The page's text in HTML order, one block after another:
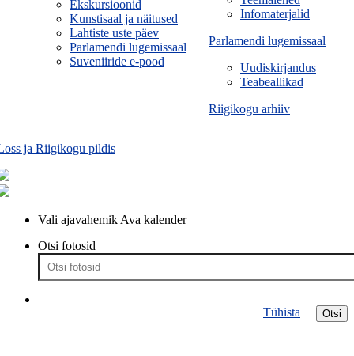
Infomaterjalid
Parlamendi lugemissaal
Uudiskirjandus
Teabeallikad
Riigikogu arhiiv
Ekskursioonid
Kunstisaal ja näitused
Lahtiste uste päev
Parlamendi lugemissaal
Suveniiride e-pood
ja Riigikogu pildis
Vali ajavahemik Ava kalender
Otsi fotosid
Otsi
Tühista